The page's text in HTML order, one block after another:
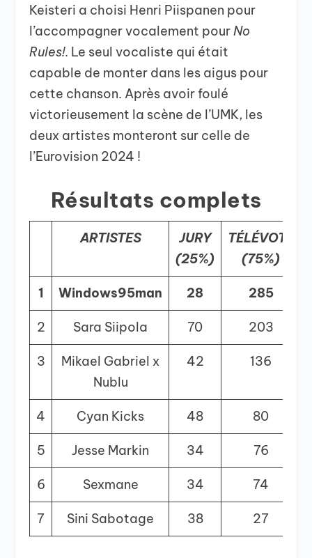
Keisteri a choisi Henri Piispanen pour
l’accompagner vocalement pourNo
Rules!. Le seul vocaliste qui était
capable de monter dans les aigus pour
cette chanson. Après avoir foulé
victorieusement la scène de l’UMK, les
deux artistes monteront sur celle de
l’Eurovision 2024 !
Résultats complets
ARTISTES
JURY
(25%)
TÉLÉVOTE
(75%)
1 Windows95man 28 285
2 Sara Siipola 70 203
3
Mikael Gabriel x
Nublu
42 136
4 Cyan Kicks 48 80
5 Jesse Markin 34 76
6 Sexmane 34 74
7 Sini Sabotage 38 27